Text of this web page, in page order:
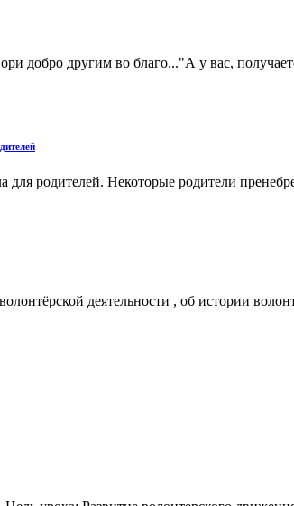
добро другим во благо..."А у вас,
для родителей. Некоторые родители
деятельности , об истории